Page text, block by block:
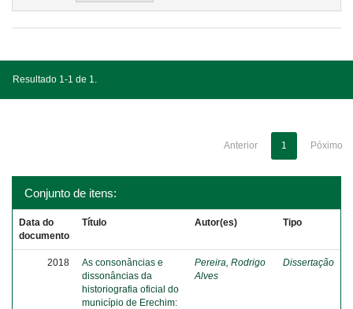
Resultado 1-1 de 1.
Anterior 1 Póximo
Conjunto de itens:
Data do
documento
Título Autor(es) Tipo
2018
As consonâncias e
dissonâncias da
historiografia oficial do
município de Erechim:
Pereira, Rodrigo
Alves
Dissertação